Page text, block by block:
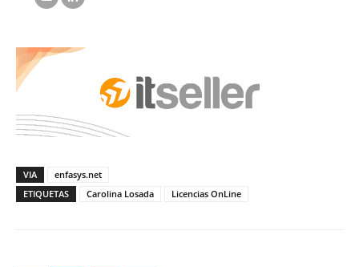
VIA
enfasys.net
ETIQUETAS
Carolina Losada Licencias OnLine